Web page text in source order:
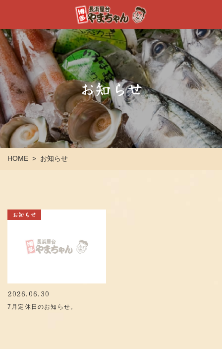
お知らせ
HOME > お知らせ
お知らせ
2026.06.30
7月定休日のお知らせ。